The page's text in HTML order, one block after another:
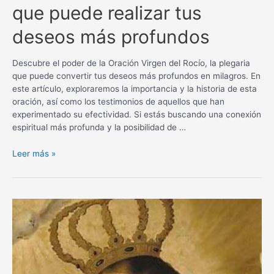
que puede realizar tus
deseos más profundos
Descubre el poder de la Oración Virgen del Rocío, la plegaria
que puede convertir tus deseos más profundos en milagros. En
este artículo, exploraremos la importancia y la historia de esta
oración, así como los testimonios de aquellos que han
experimentado su efectividad. Si estás buscando una conexión
espiritual más profunda y la posibilidad de …
Oración
del
para
un
milagro:
La
plegaria
Leer más »